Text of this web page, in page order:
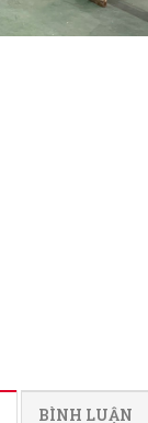
BÌNH LUẬN